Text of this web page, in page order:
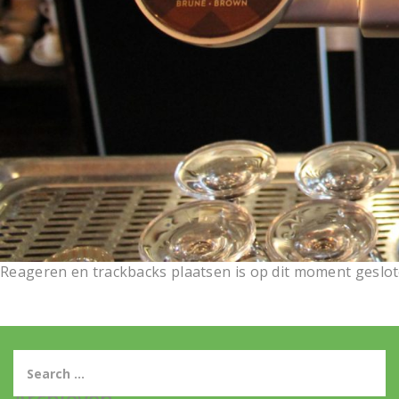
Reageren en trackbacks plaatsen is op dit moment